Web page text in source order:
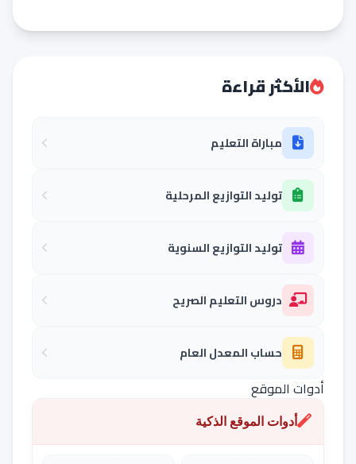
الأكثر قراءة
مباراة التعليم
توليد التوازيع المرحلية
توليد التوازيع السنوية
دروس التعليم الصريح
حساب المعدل العام
أدوات الموقع
أدوات الموقع الذكية